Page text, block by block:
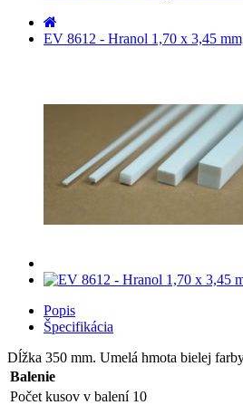
EV 8612 - Hranol 1,70 x 3,45
Popis
Špecifikácia
Dĺžka 350 mm. Umelá hmota bielej
Balenie
Počet kusov v balení 10